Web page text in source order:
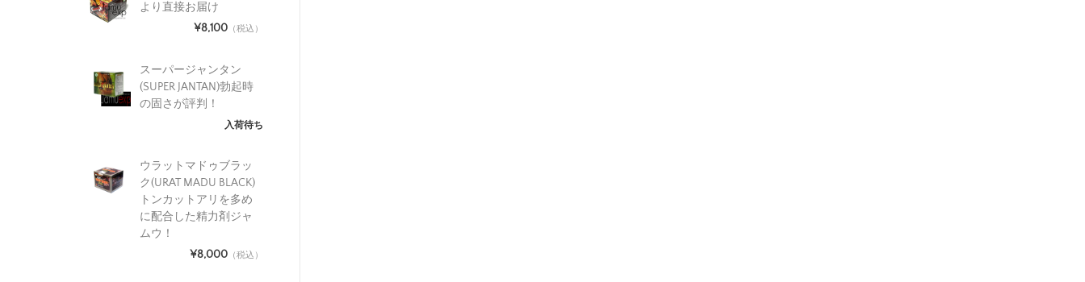
より直接お届け
¥8,100 （税込）
スーパージャンタン
(SUPER JANTAN)勃起時
の固さが評判！
入荷待ち
ウラットマドゥブラッ
ク(URAT MADU BLACK)
トンカットアリを多め
に配合した精力剤ジャ
ムウ！
¥8,000 （税込）